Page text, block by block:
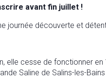
avant fin juillet !
journée découverte et
elle cesse de fonctionner en
Saline de Salins-les-